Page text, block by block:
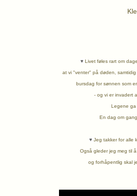
♥ Livet føles rart om
at vi "venter" på døden,
bursdag for sønnen som er
- og vi er invadert
Legene ga
En dag om
♥ Jeg takker for alle
Også gleder jeg meg til
og forhåpentlig skal